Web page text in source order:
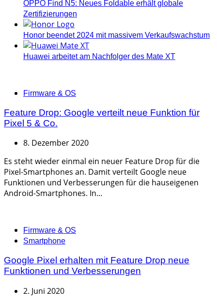
OPPO Find N5: Neues Foldable erhält globale
Zertifizierungen
Honor beendet 2024 mit massivem Verkaufswachstum
Huawei arbeitet am Nachfolger des Mate XT
Categories
Firmware & OS
Feature Drop: Google verteilt neue Funktion für
Pixel 5 & Co.
8. Dezember 2020
Es steht wieder einmal ein neuer Feature Drop für die
Pixel-Smartphones an. Damit verteilt Google neue
Funktionen und Verbesserungen für die hauseigenen
Android-Smartphones. In...
Categories
Firmware & OS
Smartphone
Google Pixel erhalten mit Feature Drop neue
Funktionen und Verbesserungen
2. Juni 2020